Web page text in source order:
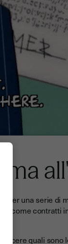
per una serie di
come contratti
quali sono